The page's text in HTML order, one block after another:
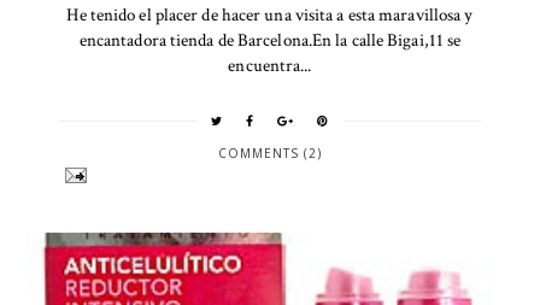
He tenido el placer de hacer una visita a esta maravillosa y
encantadora tienda de Barcelona.En la calle Bigai,11 se
encuentra...
COMMENTS (2)